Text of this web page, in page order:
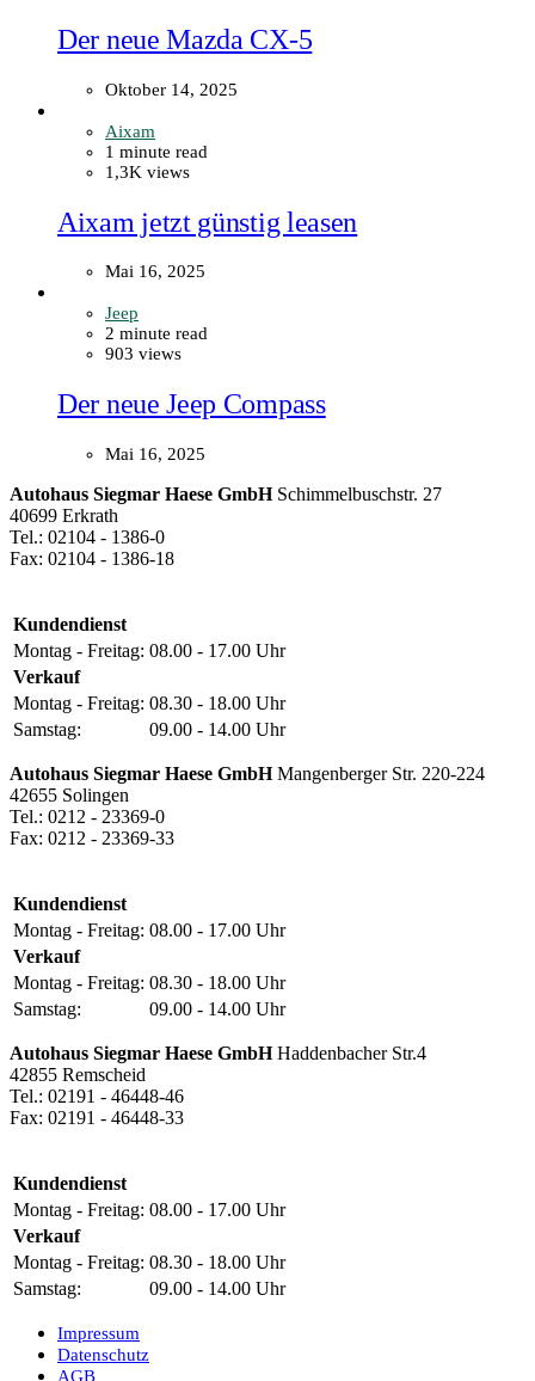
Der neue Mazda CX-5
Oktober 14, 2025
Aixam
1 minute read
1,3K views
Aixam jetzt günstig leasen
Mai 16, 2025
Jeep
2 minute read
903 views
Der neue Jeep Compass
Mai 16, 2025
Autohaus Siegmar Haese GmbHSchimmelbuschstr. 27
40699 Erkrath
Tel.: 02104 - 1386-0
Fax: 02104 - 1386-18
Kundendienst
Montag - Freitag: 08.00 - 17.00 Uhr
Verkauf
Montag - Freitag: 08.30 - 18.00 Uhr
Samstag:
09.00 - 14.00 Uhr
Autohaus Siegmar Haese GmbHMangenberger Str. 220-224
42655 Solingen
Tel.: 0212 - 23369-0
Fax: 0212 - 23369-33
Kundendienst
Montag - Freitag: 08.00 - 17.00 Uhr
Verkauf
Montag - Freitag: 08.30 - 18.00 Uhr
Samstag:
09.00 - 14.00 Uhr
Autohaus Siegmar Haese GmbHHaddenbacher Str.4
42855 Remscheid
Tel.: 02191 - 46448-46
Fax: 02191 - 46448-33
Kundendienst
Montag - Freitag: 08.00 - 17.00 Uhr
Verkauf
Montag - Freitag: 08.30 - 18.00 Uhr
Samstag:
09.00 - 14.00 Uhr
Impressum
Datenschutz
AGB